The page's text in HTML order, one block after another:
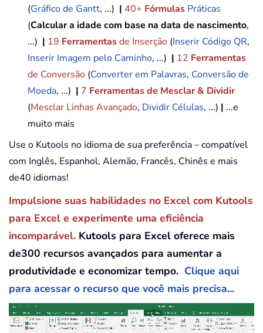
(Gráfico de Gantt, ...) | 40+ Fórmulas Práticas
(Calcular a idade com base na data de nascimento,
...) | 19 Ferramentasde Inserção (Inserir Código QR,
Inserir Imagem pelo Caminho, ...) | 12 Ferramentas
de Conversão (Converter em Palavras, Conversão de
Moeda, ...) | 7 Ferramentas de Mesclar & Dividir
(Mesclar Linhas Avançado, Dividir Células, ...) | ...e
muito mais
Use o Kutools no idioma de sua preferência – compatível
com Inglês, Espanhol, Alemão, Francês, Chinês e mais
de40 idiomas!
Impulsione suas habilidades no Excel com Kutools
para Excel e experimente uma eficiência
incomparável. Kutools para Excel oferece mais
de300 recursos avançados para aumentar a
produtividade e economizar tempo. Clique aqui
para acessar o recurso que você mais precisa...